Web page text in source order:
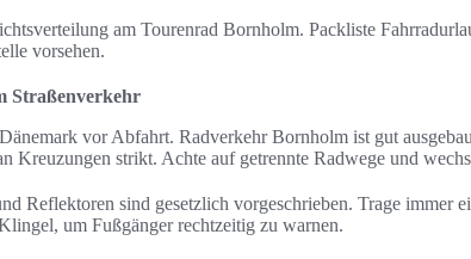
am Tourenrad Bornholm. Packliste
vorsehen.
Straßenverkehr
vor Abfahrt. Radverkehr Bornholm ist gut
Kreuzungen strikt. Achte auf getrennte Radwege und
Reflektoren sind gesetzlich vorgeschrieben. Trage immer
um Fußgänger rechtzeitig zu warnen.